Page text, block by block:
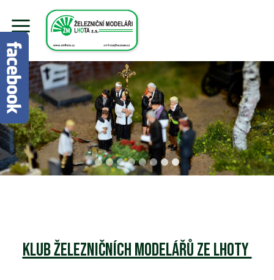
Klub Železničních modelářů ze Lhoty